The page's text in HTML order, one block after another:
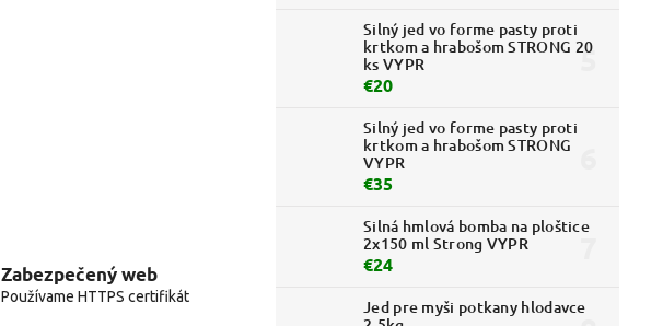
Silný jed vo forme pasty proti
krtkom a hrabošom STRONG 20
ks VYPR
€20
Silný jed vo forme pasty proti
krtkom a hrabošom STRONG
VYPR
€35
Silná hmlová bomba na ploštice
2x150 ml Strong VYPR
€24
Jed pre myši potkany hlodavce
Zabezpečený web
Používame HTTPS certifikát